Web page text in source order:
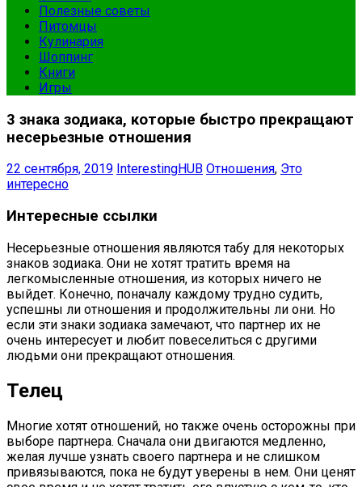
Полезные советы
Питомцы
Кулинария
Шоппинг
Книги
Игры
3 знака зодиака, которые быстро прекращают
несерьезные отношения
22 сентября, 2019 InterestingHUB Отношения, Это
интересно
Интересные ссылки
Несерьезные отношения являются табу для некоторых
знаков зодиака. Они не хотят тратить время на
легкомысленные отношения, из которых ничего не
выйдет. Конечно, поначалу каждому трудно судить,
успешны ли отношения и продолжительны ли они. Но
если эти знаки зодиака замечают, что партнер их не
очень интересует и любит повеселиться с другими
людьми они прекращают отношения.
Телец
Многие хотят отношений, но также очень осторожны при
выборе партнера. Сначала они двигаются медленно,
желая лучше узнать своего партнера и не слишком
привязываются, пока не будут уверены в нем. Они ценят